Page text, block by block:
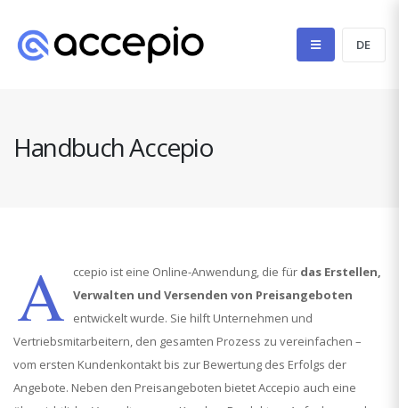
Handbuch Accepio
A ccepio ist eine Online-Anwendung, die für das Erstellen,
Verwalten und Versenden von Preisangeboten
entwickelt wurde. Sie hilft Unternehmen und
Vertriebsmitarbeitern, den gesamten Prozess zu vereinfachen –
vom ersten Kundenkontakt bis zur Bewertung des Erfolgs der
Angebote. Neben den Preisangeboten bietet Accepio auch eine